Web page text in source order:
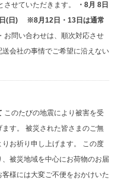
させていただきます。
・8月 8日
日(日) ※8月12日・13日は通常
お問い合わせは、順次対応させ
会社の事情でご希望に沿えない
このたびの地震により被害を受
す。 被災された皆さまのご無
お祈り申し上げます。 この度
被災地域を中心にお荷物のお届
様には大変ご不便をおかけいた